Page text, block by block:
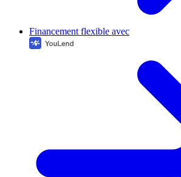
Financement flexible avec